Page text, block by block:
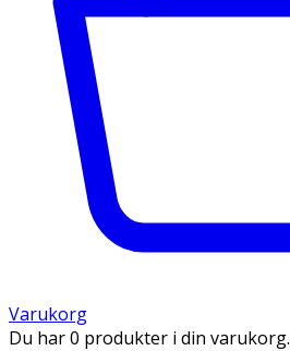
Varukorg
Du har 0 produkter i din varukorg.